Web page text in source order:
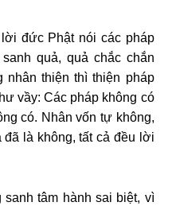
đức Phật nói các pháp
quả, quả chắc chắn
nhân thiện thì thiện pháp
vầy: Các pháp không có
có. Nhân vốn tự không,
là không, tất cả đều lời
sanh tâm hành sai biệt, vì